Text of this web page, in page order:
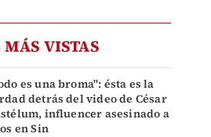
MÁS VISTAS
es una broma": ésta es la
detrás del video de César
influencer asesinado a
en Sin